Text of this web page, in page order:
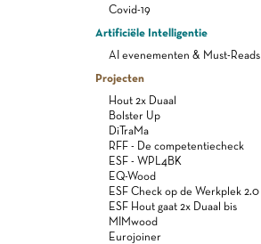
Covid-19
Artificiële Intelligentie
AI evenementen & Must-Reads
Projecten
Hout 2x Duaal
Bolster Up
DiTraMa
RFF - De competentiecheck
ESF - WPL4BK
EQ-Wood
ESF Check op de Werkplek 2.0
ESF Hout gaat 2x Duaal bis
MIMwood
Eurojoiner